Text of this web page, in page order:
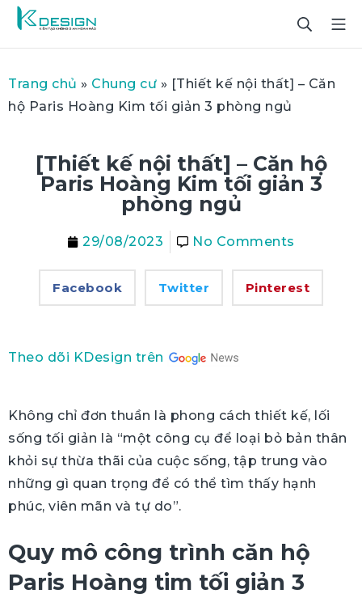
Trang chủ » Chung cư » [Thiết kế nội thất] – Căn
hộ Paris Hoàng Kim tối giản 3 phòng ngủ
[Thiết kế nội thất] – Căn hộ
Paris Hoàng Kim tối giản 3
phòng ngủ
29/08/2023 No Comments
Facebook Twitter Pinterest
Theo dõi KDesign trên
Không chỉ đơn thuần là phong cách thiết kế, lối
sống tối giản là “một công cụ để loại bỏ bản thân
khỏi sự thừa thãi của cuộc sống, tập trung vào
những gì quan trọng để có thể tìm thấy hạnh
phúc, viên mãn và tự do”.
Quy mô công trình căn hộ
Paris Hoàng tim tối giản 3